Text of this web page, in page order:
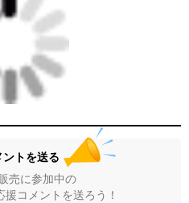
ントを送る
売に参加中の
コメントを送ろう！